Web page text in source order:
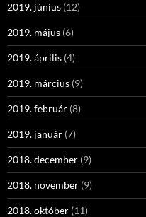
2019. június (12)
2019. május (6)
2019. április (4)
2019. március (9)
2019. február (8)
2019. január (7)
2018. december (9)
2018. november (9)
2018. október (11)